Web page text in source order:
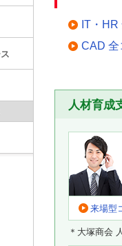
IT・HR
CAD 全
人材育成
来場型
＊大塚商会